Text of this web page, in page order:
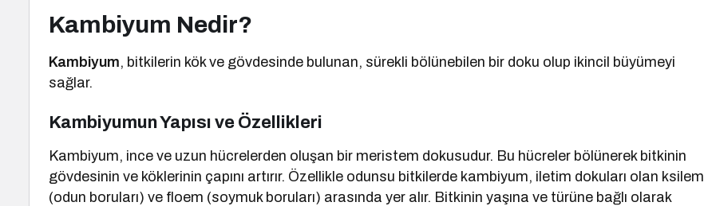
Kambiyum Nedir?
Kambiyum, bitkilerin kök ve gövdesinde bulunan, sürekli bölünebilen bir doku olup ikincil büyümeyi
sağlar.
Kambiyumun Yapısı ve Özellikleri
Kambiyum, ince ve uzun hücrelerden oluşan bir meristem dokusudur. Bu hücreler bölünerek bitkinin
gövdesinin ve köklerinin çapını artırır. Özellikle odunsu bitkilerde kambiyum, iletim dokuları olan ksilem
(odun boruları) ve floem (soymuk boruları) arasında yer alır. Bitkinin yaşına ve türüne bağlı olarak